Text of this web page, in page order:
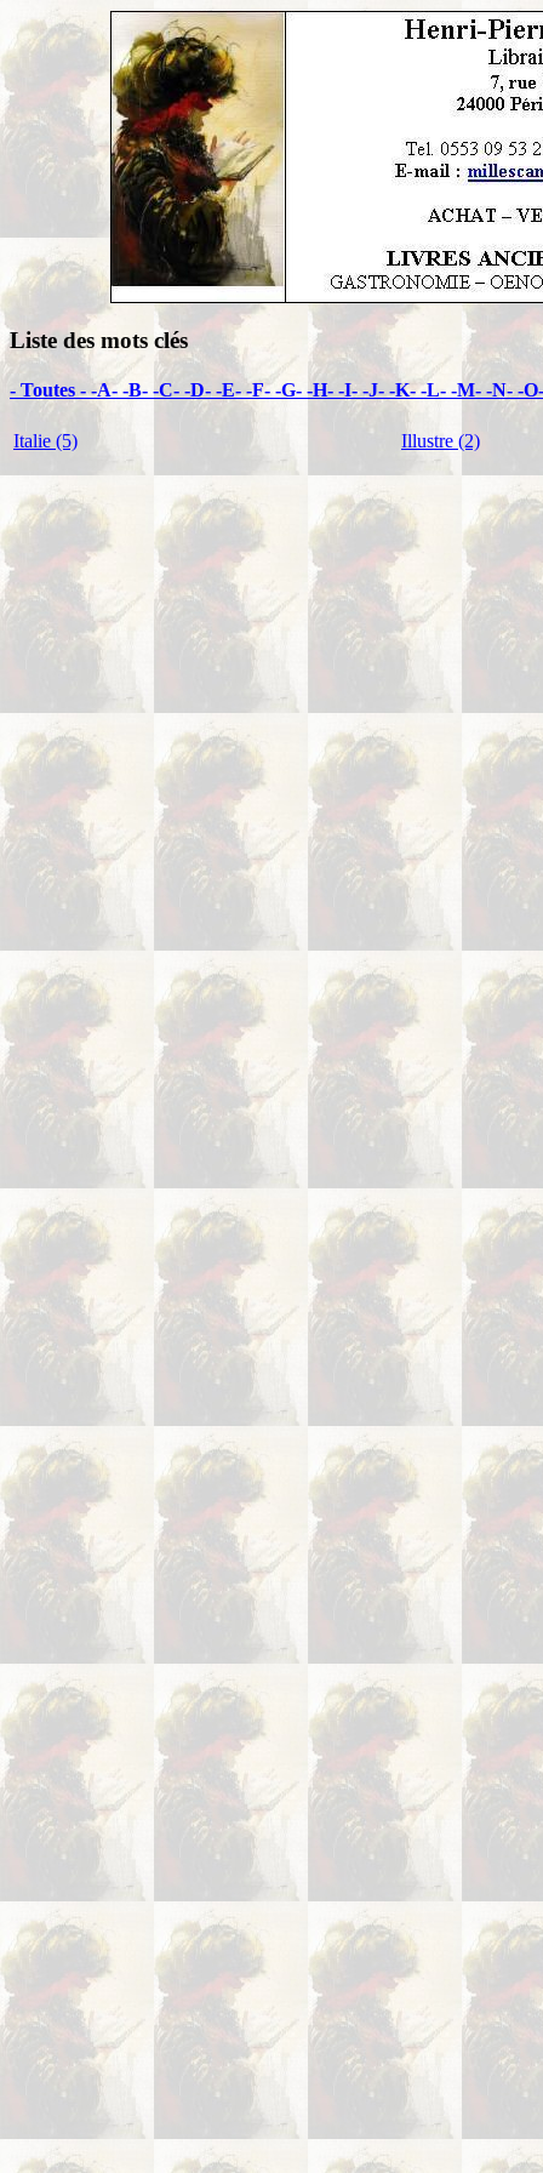
Liste des mots clés
- Toutes - -A- -B- -C- -D- -E- -F--G- -H- -I- -J- -K--L- -M- -N- -
Italie (5) Illustre (2)